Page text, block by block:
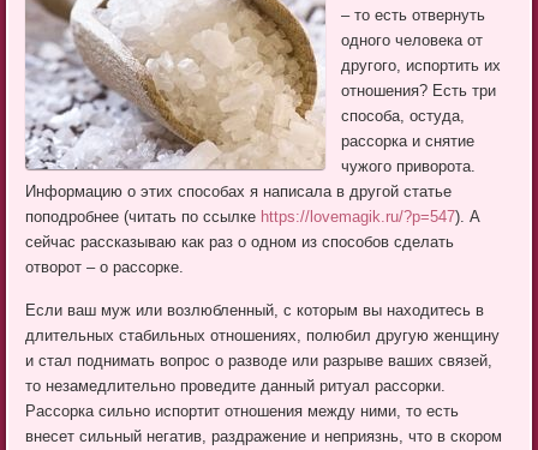
– то есть отвернуть
одного человека от
другого, испортить их
отношения? Есть три
способа, остуда,
рассорка и снятие
чужого приворота.
Информацию о этих способах я написала в другой статье
поподробнее (читать по ссылке https://lovemagik.ru/?p=547). А
сейчас рассказываю как раз о одном из способов сделать
отворот – о рассорке.
Если ваш муж или возлюбленный, с которым вы находитесь в
длительных стабильных отношениях, полюбил другую женщину
и стал поднимать вопрос о разводе или разрыве ваших связей,
то незамедлительно проведите данный ритуал рассорки.
Рассорка сильно испортит отношения между ними, то есть
внесет сильный негатив, раздражение и неприязнь, что в скором